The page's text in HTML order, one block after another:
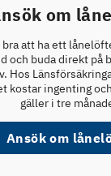
om
att ha ett
och buda direkt på
Hos
kostar ingenting
gäller i tre
Ansök om